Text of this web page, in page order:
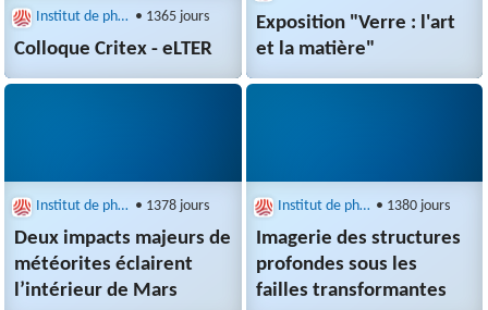
Institut de physique du globe de Paris (IPGP) • 1365 jours
Colloque Critex - eLTER
Exposition "Verre : l'art
et la matière"
Institut de physique du globe de Paris (IPGP) • 1378 jours
Deux impacts majeurs de
météorites éclairent
l’intérieur de Mars
Institut de physique du globe de Paris (IPGP) • 1380 jours
Imagerie des structures
profondes sous les
failles transformantes